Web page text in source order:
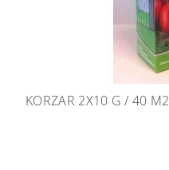
KORZAR 2X10 G / 40 M2